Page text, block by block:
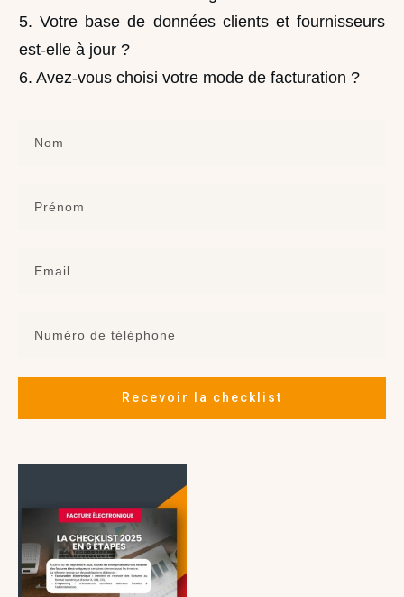
5. Votre base de données clients et fournisseurs
est-elle à jour ?
6. Avez-vous choisi votre mode de facturation ?
Recevoir la checklist